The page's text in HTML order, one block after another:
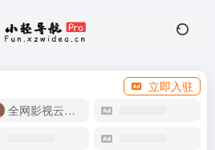
立即入驻
全网影视云盘资源